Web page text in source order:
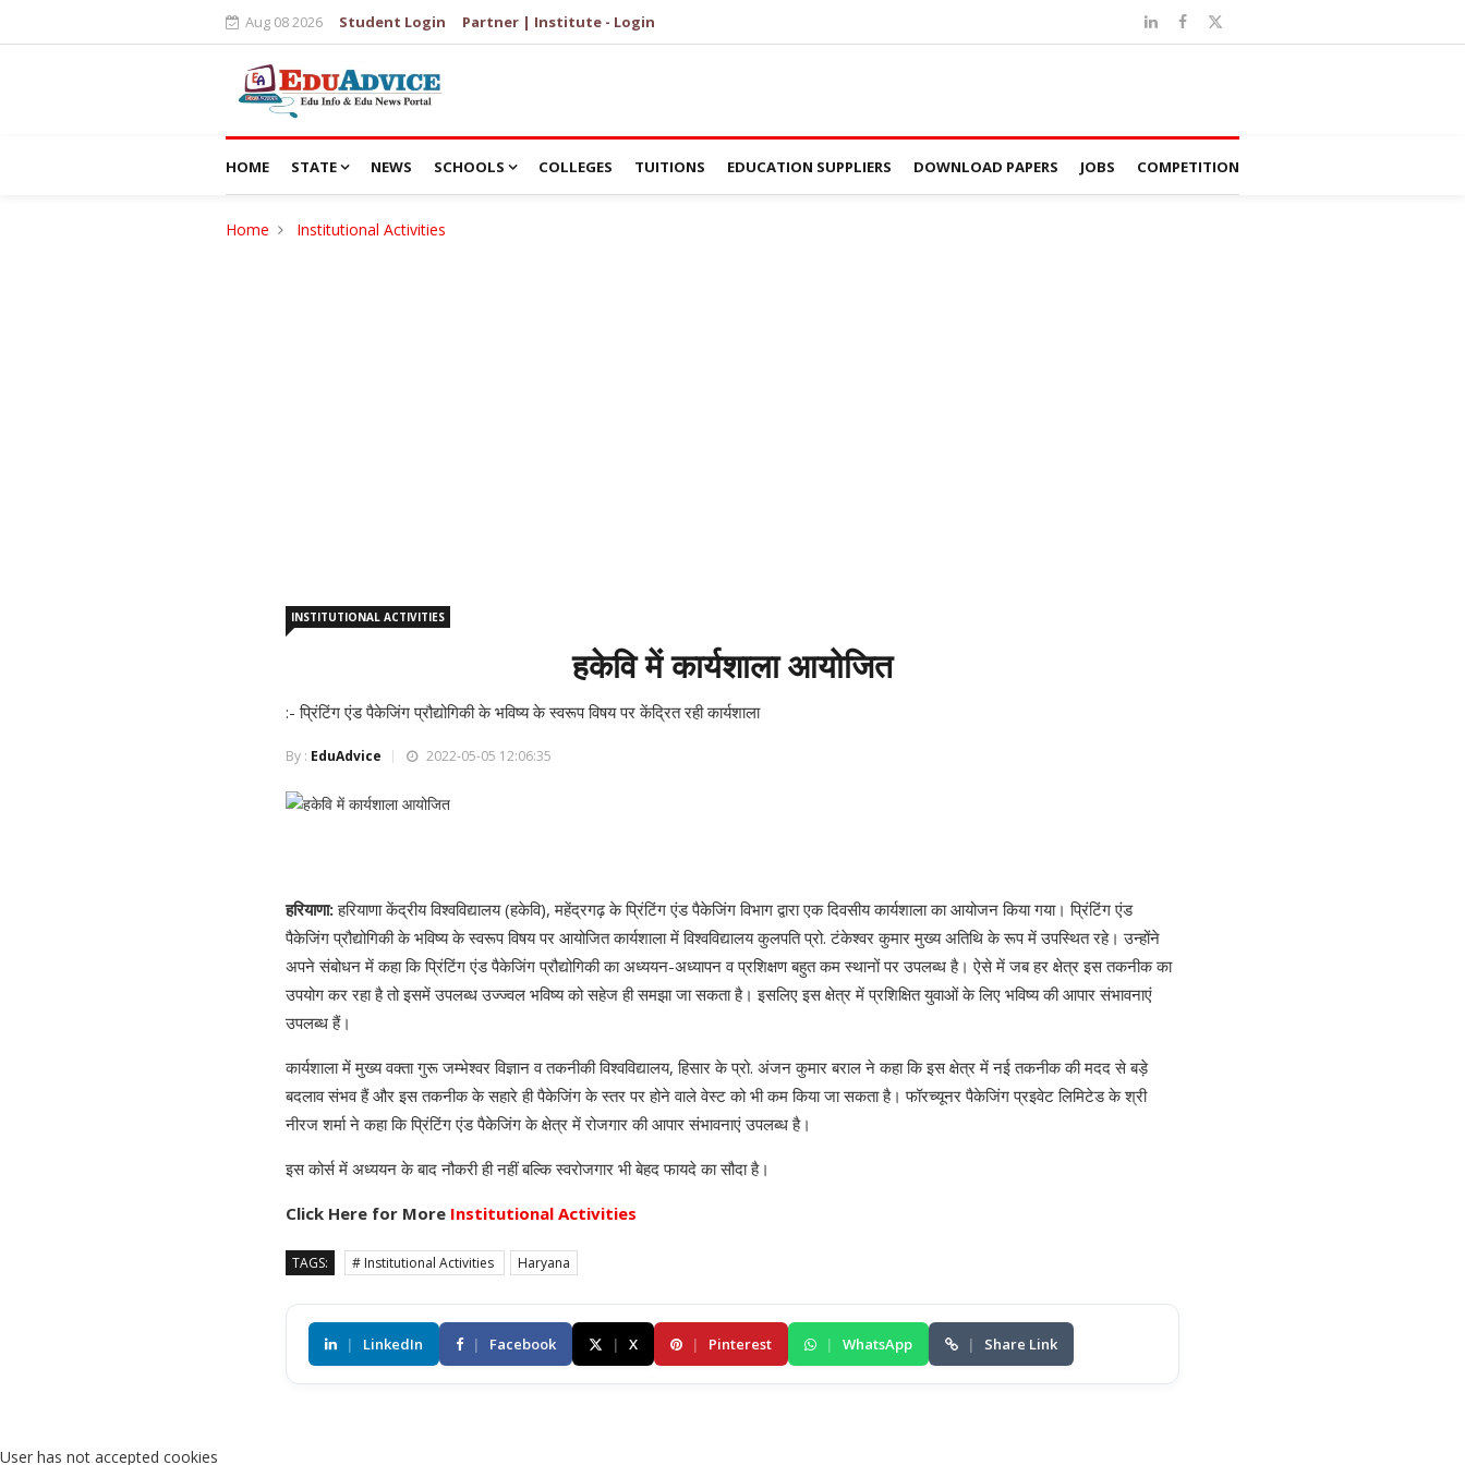
Aug 08 2026 Student Login Partner | Institute - Login
HOME STATE NEWS SCHOOLS COLLEGES TUITIONS EDUCATION SUPPLIERS DOWNLOAD PAPERS JOBS COMPETITION
Home Institutional Activities
INSTITUTIONAL ACTIVITIES
हकेवि में कार्यशाला आयोजित
:- प्रिंटिंग एंड पैकेजिंग प्रौद्योगिकी के भविष्य के स्वरूप विषय पर केंद्रित रही कार्यशाला
By : EduAdvice 2022-05-05 12:06:35
हरियाणा:हरियाणा केंद्रीय विश्वविद्यालय (हकेवि), महेंद्रगढ़ के प्रिंटिंग एंड पैकेजिंग विभाग द्वारा एक दिवसीय कार्यशाला का आयोजन किया गया। प्रिंटिंग एंड
पैकेजिंग प्रौद्योगिकी के भविष्य के स्वरूप विषय पर आयोजित कार्यशाला में विश्वविद्यालय कुलपति प्रो. टंकेश्वर कुमार मुख्य अतिथि के रूप में उपस्थित रहे। उन्होंने
अपने संबोधन में कहा कि प्रिंटिंग एंड पैकेजिंग प्रौद्योगिकी का अध्ययन-अध्यापन व प्रशिक्षण बहुत कम स्थानों पर उपलब्ध है। ऐसे में जब हर क्षेत्र इस तकनीक का
उपयोग कर रहा है तो इसमें उपलब्ध उज्ज्वल भविष्य को सहेज ही समझा जा सकता है। इसलिए इस क्षेत्र में प्रशिक्षित युवाओं के लिए भविष्य की आपार संभावनाएं
उपलब्ध हैं।
कार्यशाला में मुख्य वक्ता गुरू जम्भेश्वर विज्ञान व तकनीकी विश्वविद्यालय, हिसार के प्रो. अंजन कुमार बराल ने कहा कि इस क्षेत्र में नई तकनीक की मदद से बड़े
बदलाव संभव हैं और इस तकनीक के सहारे ही पैकेजिंग के स्तर पर होने वाले वेस्ट को भी कम किया जा सकता है। फॉरच्यूनर पैकेजिंग प्रइवेट लिमिटेड के श्री
नीरज शर्मा ने कहा कि प्रिंटिंग एंड पैकेजिंग के क्षेत्र में रोजगार की आपार संभावनाएं उपलब्ध है।
इस कोर्स में अध्ययन के बाद नौकरी ही नहीं बल्कि स्वरोजगार भी बेहद फायदे का सौदा है।
Click Here for More Institutional Activities
TAGS: # Institutional Activities Haryana
| LinkedIn | Facebook | X | Pinterest | WhatsApp | Share Link
User has not accepted cookies